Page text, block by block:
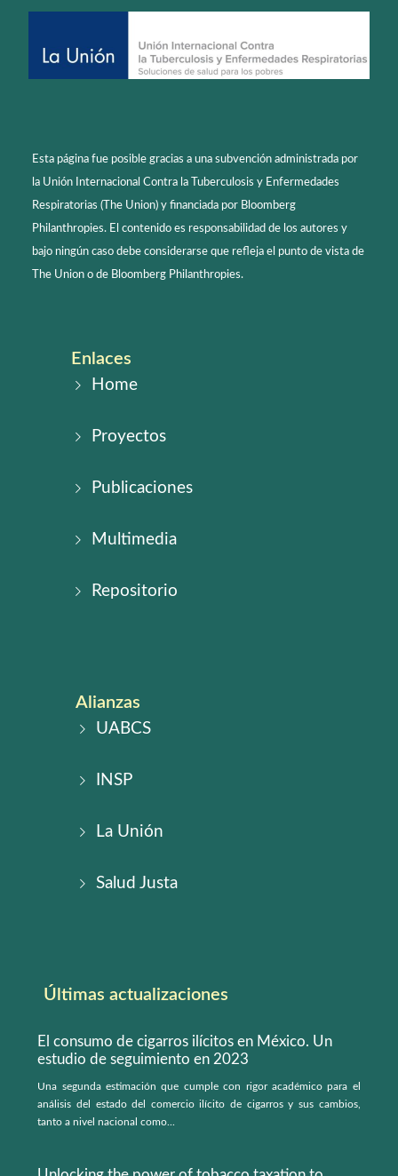
Esta página fue posible gracias a una subvención administrada por
la Unión Internacional Contra la Tuberculosis y Enfermedades
Respiratorias (The Union) y financiada por Bloomberg
Philanthropies. El contenido es responsabilidad de los autores y
bajo ningún caso debe considerarse que refleja el punto de vista de
The Union o de Bloomberg Philanthropies.
Enlaces
Home
Proyectos
Publicaciones
Multimedia
Repositorio
Alianzas
UABCS
INSP
La Unión
Salud Justa
Últimas actualizaciones
El consumo de cigarros ilícitos en México. Un
estudio de seguimiento en 2023
Una segunda estimación que cumple con rigor académico para el
análisis del estado del comercio ilícito de cigarros y sus cambios,
tanto a nivel nacional como...